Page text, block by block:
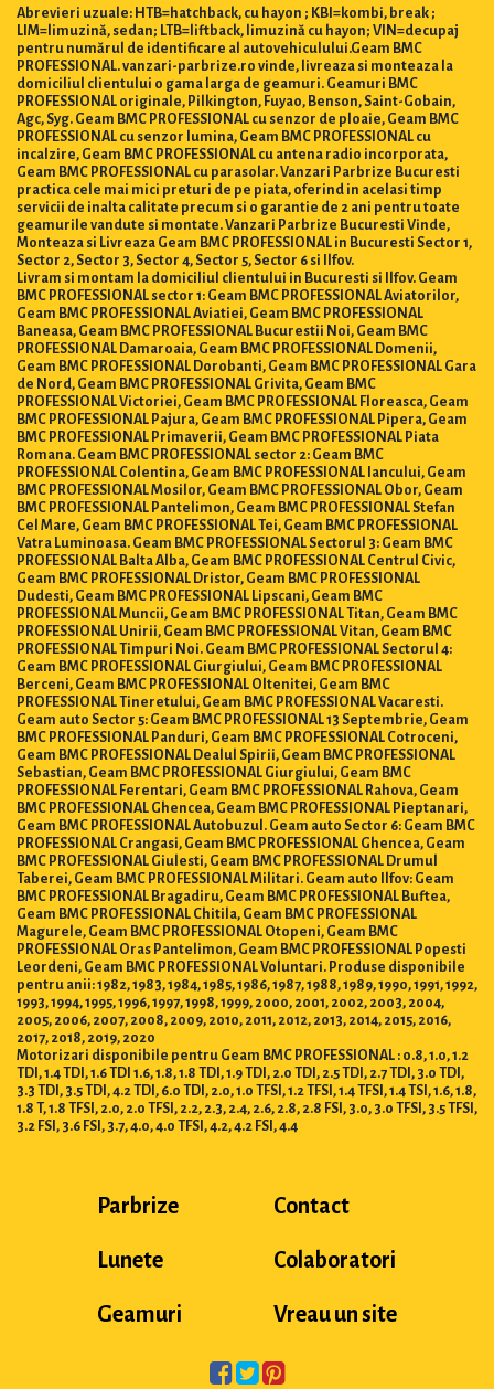
Abrevieri uzuale: HTB=hatchback, cu hayon ; KBI=kombi, break ;
LIM=limuzină, sedan; LTB=liftback, limuzină cu hayon; VIN=decupaj
pentru numărul de identificare al autovehiculului.Geam BMC
PROFESSIONAL. vanzari-parbrize.ro vinde, livreaza si monteaza la
domiciliul clientului o gama larga de geamuri. Geamuri BMC
PROFESSIONAL originale, Pilkington, Fuyao, Benson, Saint-Gobain,
Agc, Syg. Geam BMC PROFESSIONAL cu senzor de ploaie, Geam BMC
PROFESSIONAL cu senzor lumina, Geam BMC PROFESSIONAL cu
incalzire, Geam BMC PROFESSIONAL cu antena radio incorporata,
Geam BMC PROFESSIONAL cu parasolar. Vanzari Parbrize Bucuresti
practica cele mai mici preturi de pe piata, oferind in acelasi timp
servicii de inalta calitate precum si o garantie de 2 ani pentru toate
geamurile vandute si montate. Vanzari Parbrize Bucuresti Vinde,
Monteaza si Livreaza Geam BMC PROFESSIONAL in Bucuresti Sector 1,
Sector 2, Sector 3, Sector 4, Sector 5, Sector 6 si Ilfov.
Livram si montam la domiciliul clientului in Bucuresti si Ilfov. Geam
BMC PROFESSIONAL sector 1: Geam BMC PROFESSIONAL Aviatorilor,
Geam BMC PROFESSIONAL Aviatiei, Geam BMC PROFESSIONAL
Baneasa, Geam BMC PROFESSIONAL Bucurestii Noi, Geam BMC
PROFESSIONAL Damaroaia, Geam BMC PROFESSIONAL Domenii,
Geam BMC PROFESSIONAL Dorobanti, Geam BMC PROFESSIONAL Gara
de Nord, Geam BMC PROFESSIONAL Grivita, Geam BMC
PROFESSIONAL Victoriei, Geam BMC PROFESSIONAL Floreasca, Geam
BMC PROFESSIONAL Pajura, Geam BMC PROFESSIONAL Pipera, Geam
BMC PROFESSIONAL Primaverii, Geam BMC PROFESSIONAL Piata
Romana. Geam BMC PROFESSIONAL sector 2: Geam BMC
PROFESSIONAL Colentina, Geam BMC PROFESSIONAL Iancului, Geam
BMC PROFESSIONAL Mosilor, Geam BMC PROFESSIONAL Obor, Geam
BMC PROFESSIONAL Pantelimon, Geam BMC PROFESSIONAL Stefan
Cel Mare, Geam BMC PROFESSIONAL Tei, Geam BMC PROFESSIONAL
Vatra Luminoasa. Geam BMC PROFESSIONAL Sectorul 3: Geam BMC
PROFESSIONAL Balta Alba, Geam BMC PROFESSIONAL Centrul Civic,
Geam BMC PROFESSIONAL Dristor, Geam BMC PROFESSIONAL
Dudesti, Geam BMC PROFESSIONAL Lipscani, Geam BMC
PROFESSIONAL Muncii, Geam BMC PROFESSIONAL Titan, Geam BMC
PROFESSIONAL Unirii, Geam BMC PROFESSIONAL Vitan, Geam BMC
PROFESSIONAL Timpuri Noi. Geam BMC PROFESSIONAL Sectorul 4:
Geam BMC PROFESSIONAL Giurgiului, Geam BMC PROFESSIONAL
Berceni, Geam BMC PROFESSIONAL Oltenitei, Geam BMC
PROFESSIONAL Tineretului, Geam BMC PROFESSIONAL Vacaresti.
Geam auto Sector 5: Geam BMC PROFESSIONAL 13 Septembrie, Geam
BMC PROFESSIONAL Panduri, Geam BMC PROFESSIONAL Cotroceni,
Geam BMC PROFESSIONAL Dealul Spirii, Geam BMC PROFESSIONAL
Sebastian, Geam BMC PROFESSIONAL Giurgiului, Geam BMC
PROFESSIONAL Ferentari, Geam BMC PROFESSIONAL Rahova, Geam
BMC PROFESSIONAL Ghencea, Geam BMC PROFESSIONAL Pieptanari,
Geam BMC PROFESSIONAL Autobuzul. Geam auto Sector 6: Geam BMC
PROFESSIONAL Crangasi, Geam BMC PROFESSIONAL Ghencea, Geam
BMC PROFESSIONAL Giulesti, Geam BMC PROFESSIONAL Drumul
Taberei, Geam BMC PROFESSIONAL Militari. Geam auto Ilfov: Geam
BMC PROFESSIONAL Bragadiru, Geam BMC PROFESSIONAL Buftea,
Geam BMC PROFESSIONAL Chitila, Geam BMC PROFESSIONAL
Magurele, Geam BMC PROFESSIONAL Otopeni, Geam BMC
PROFESSIONAL Oras Pantelimon, Geam BMC PROFESSIONAL Popesti
Leordeni, Geam BMC PROFESSIONAL Voluntari. Produse disponibile
pentru anii: 1982, 1983, 1984, 1985, 1986, 1987, 1988, 1989, 1990, 1991, 1992,
1993, 1994, 1995, 1996, 1997, 1998, 1999, 2000, 2001, 2002, 2003, 2004,
2005, 2006, 2007, 2008, 2009, 2010, 2011, 2012, 2013, 2014, 2015, 2016,
2017, 2018, 2019, 2020
Motorizari disponibile pentru Geam BMC PROFESSIONAL : 0.8, 1.0, 1.2
TDI, 1.4 TDI, 1.6 TDI 1.6, 1.8, 1.8 TDI, 1.9 TDI, 2.0 TDI, 2.5 TDI, 2.7 TDI, 3.0 TDI,
3.3 TDI, 3.5 TDI, 4.2 TDI, 6.0 TDI, 2.0, 1.0 TFSI, 1.2 TFSI, 1.4 TFSI, 1.4 TSI, 1.6, 1.8,
1.8 T, 1.8 TFSI, 2.0, 2.0 TFSI, 2.2, 2.3, 2.4, 2.6, 2.8, 2.8 FSI, 3.0, 3.0 TFSI, 3.5 TFSI,
3.2 FSI, 3.6 FSI, 3.7, 4.0, 4.0 TFSI, 4.2, 4.2 FSI, 4.4
Parbrize
Lunete
Geamuri
Contact
Colaboratori
Vreau un site